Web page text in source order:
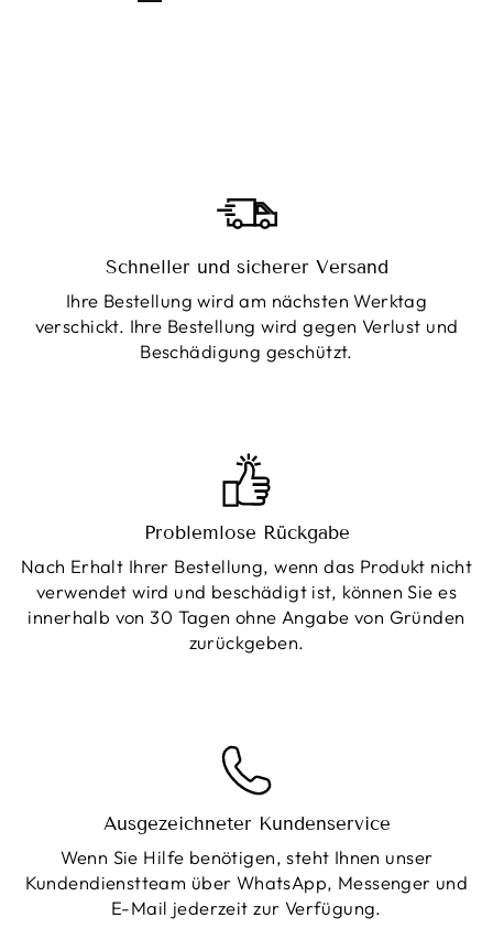
Schneller und sicherer Versand
Ihre Bestellung wird am nächsten Werktag
verschickt. Ihre Bestellung wird gegen Verlust und
Beschädigung geschützt.
Problemlose Rückgabe
Nach Erhalt Ihrer Bestellung, wenn das Produkt nicht
verwendet wird und beschädigt ist, können Sie es
innerhalb von 30 Tagen ohne Angabe von Gründen
zurückgeben.
Ausgezeichneter Kundenservice
Wenn Sie Hilfe benötigen, steht Ihnen unser
Kundendienstteam über WhatsApp, Messenger und
E-Mail jederzeit zur Verfügung.